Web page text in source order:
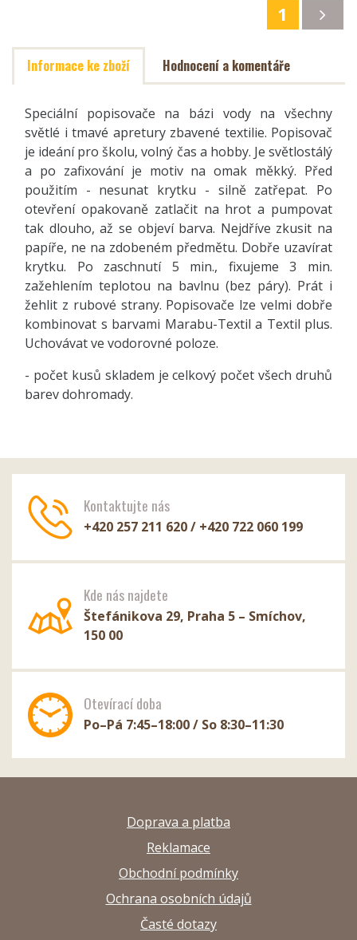
1
Informace ke zboží Hodnocení a komentáře
Speciální popisovače na bázi vody na všechny
světlé i tmavé apretury zbavené textilie. Popisovač
je ideání pro školu, volný čas a hobby. Je světlostálý
a po zafixování je motiv na omak měkký. Před
použitím - nesunat krytku - silně zatřepat. Po
otevření opakovaně zatlačit na hrot a pumpovat
tak dlouho, až se objeví barva. Nejdříve zkusit na
papíře, ne na zdobeném předmětu. Dobře uzavírat
krytku. Po zaschnutí 5 min., fixujeme 3 min.
zažehlením teplotou na bavlnu (bez páry). Prát i
žehlit z rubové strany. Popisovače lze velmi dobře
kombinovat s barvami Marabu-Textil a Textil plus.
Uchovávat ve vodorovné poloze.
- počet kusů skladem je celkový počet všech druhů
barev dohromady.
Kontaktujte nás
+420 257 211 620 / +420 722 060 199
Kde nás najdete
Štefánikova 29, Praha 5 – Smíchov,
150 00
Otevírací doba
Po–Pá 7:45–18:00 / So 8:30–11:30
Doprava a platba
Reklamace
Obchodní podmínky
Ochrana osobních údajů
Časté dotazy